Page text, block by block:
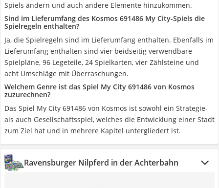
Spiels ändern und auch andere Elemente hinzukommen.
Sind im Lieferumfang des Kosmos 691486 My City-Spiels die
Spielregeln enthalten?
Ja, die Spielregeln sind im Lieferumfang enthalten. Ebenfalls im
Lieferumfang enthalten sind vier beidseitig verwendbare
Spielpläne, 96 Legeteile, 24 Spielkarten, vier Zählsteine und
acht Umschläge mit Überraschungen.
Welchem Genre ist das Spiel My City 691486 von Kosmos
zuzurechnen?
Das Spiel My City 691486 von Kosmos ist sowohl ein Strategie-
als auch Gesellschaftsspiel, welches die Entwicklung einer Stadt
zum Ziel hat und in mehrere Kapitel untergliedert ist.
Ravensburger Nilpferd in der Achterbahn